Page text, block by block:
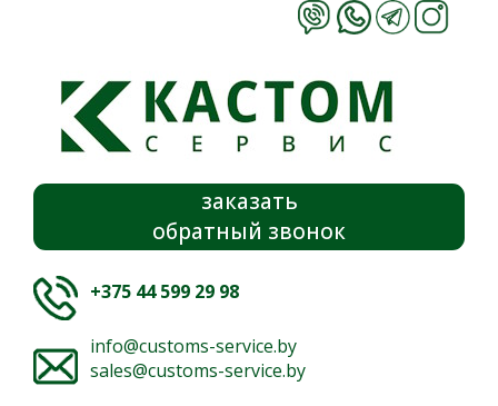
заказать
обратный звонок
+375 44 599 29 98
info@customs-service.by
sales@customs-service.by